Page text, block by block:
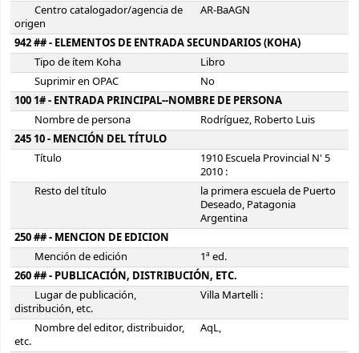
Centro catalogador/agencia de
origen
AR-BaAGN
942 ## - ELEMENTOS DE ENTRADA SECUNDARIOS (KOHA)
Tipo de ítem Koha
Libro
Suprimir en OPAC
No
100 1# - ENTRADA PRINCIPAL--NOMBRE DE PERSONA
Nombre de persona
Rodríguez, Roberto Luis
245 10 - MENCIÓN DEL TÍTULO
Título
1910 Escuela Provincial N' 5
2010 :
Resto del título
la primera escuela de Puerto
Deseado, Patagonia
Argentina
250 ## - MENCION DE EDICION
Mención de edición
1ª ed.
260 ## - PUBLICACIÓN, DISTRIBUCIÓN, ETC.
Lugar de publicación,
distribución, etc.
Villa Martelli :
Nombre del editor, distribuidor,
etc.
AqL,